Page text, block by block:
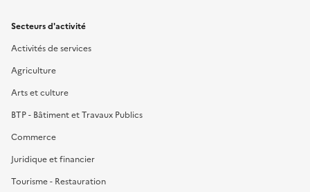
Secteurs d'activité
Activités de services
Agriculture
Arts et culture
BTP - Bâtiment et Travaux Publics
Commerce
Juridique et financier
Tourisme - Restauration